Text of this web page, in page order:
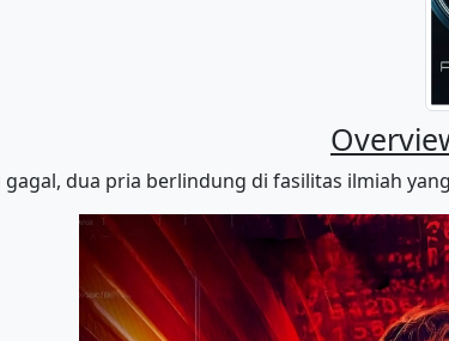
dua pria berlindung di fasilitas ilmiah